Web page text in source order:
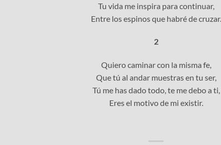
Tu vida me inspira para continuar,
Entre los espinos que habré de cruzar.
2
Quiero caminar con la misma fe,
Que tú al andar muestras en tu ser,
Tú me has dado todo, te me debo a ti,
Eres el motivo de mi existir.